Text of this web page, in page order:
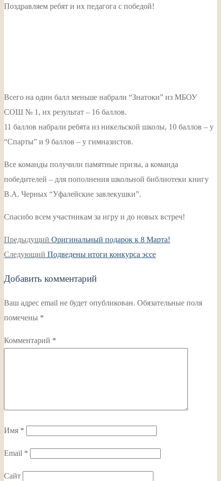
Поздравляем ребят и их педагога с победой!
Всего на один балл меньше набрали “Знатоки” из МБОУ
СОШ № 1, их результат – 16 баллов.
11 баллов набрали ребята из никельской школы, 10 баллов – у
“Спарты” и 9 баллов – у гимназистов.
Все команды получили памятные призы, а команда
победителей – для пополнения школьной библиотеки книгу
В.А. Черных “Уфалейские завлекушки”.
Спасибо всем участникам за игру и до новых встреч!
Навигация
по
Предыдущий Предыдущая
запись:
Оригинальный подарок к 8 Марта!
Следующий Следующая
Подведены итоги конкурса эссе
Добавить комментарий
Ваш адрес email не будет опубликован. Обязательные поля
помечены *
Комментарий *
Имя *
Email *
Сайт